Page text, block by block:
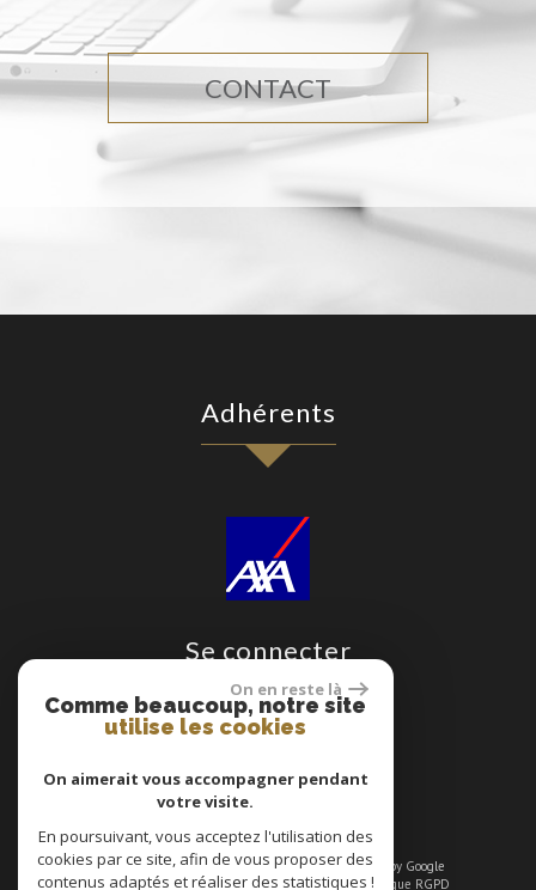
CONTACT
adhérents
se connecter
Espace propriétaire
© 2026 | Tous droits réservés | Traduction powered by Google
Plan du site-Mentions légales-Liens-Admin-Politique RGPD
On en reste là
Comme beaucoup, notre site
utilise les cookies
On aimerait vous accompagner pendant
votre visite.
En poursuivant, vous acceptez l'utilisation des
cookies par ce site, afin de vous proposer des
contenus adaptés et réaliser des statistiques !